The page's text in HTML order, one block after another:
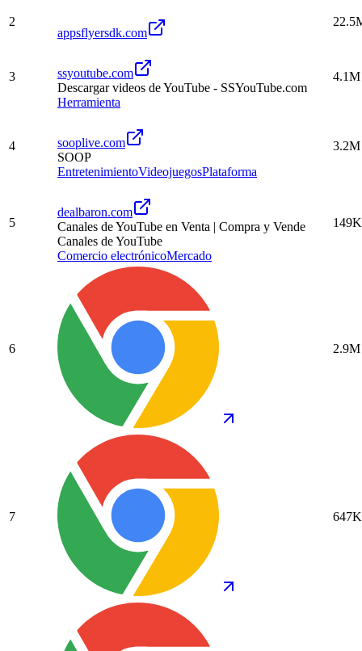
2
appsflyersdk.com
3
ssyoutube.com
Descargar videos de YouTube - SSYouTube.com
Herramienta
4.1M
4
sooplive.com
SOOP
EntretenimientoVideojuegosPlataforma
3.2M
5
dealbaron.com
Canales de YouTube en Venta | Compra y Vende
Canales de YouTube
Comercio electrónicoMercado
149K
6 2.9M
7 647K